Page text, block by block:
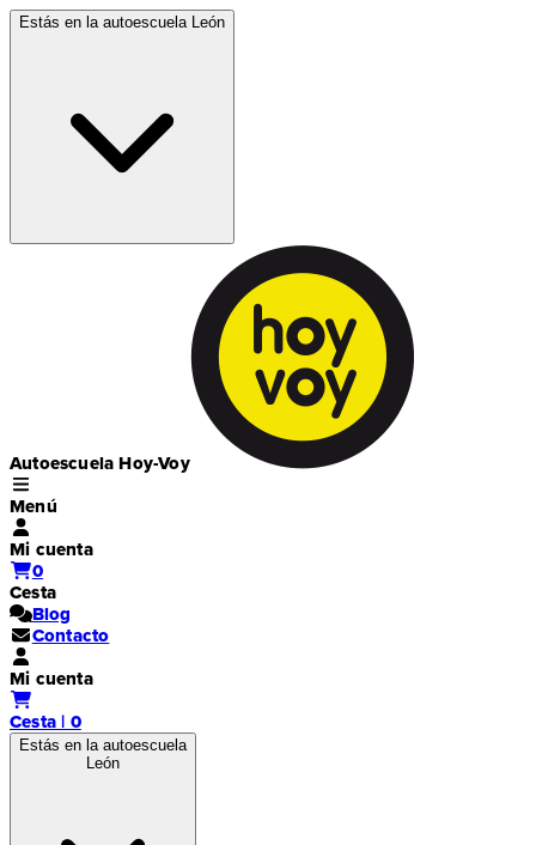
Estás en la autoescuela León
Autoescuela Hoy-Voy
Menú
Mi cuenta
0
Cesta
Blog
Contacto
Mi cuenta
Cesta | 0
Estás en la autoescuela
León